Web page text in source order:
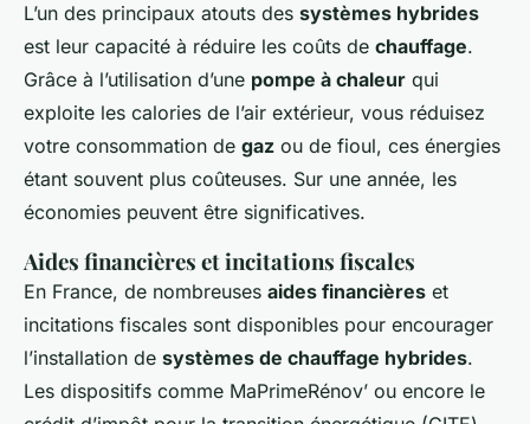
L’un des principaux atouts des systèmes hybrides
est leur capacité à réduire les coûts de chauffage.
Grâce à l’utilisation d’une pompe à chaleur qui
exploite les calories de l’air extérieur, vous réduisez
votre consommation de gaz ou de fioul, ces énergies
étant souvent plus coûteuses. Sur une année, les
économies peuvent être significatives.
Aides financières et incitations fiscales
En France, de nombreuses aides financières et
incitations fiscales sont disponibles pour encourager
l’installation de systèmes de chauffage hybrides.
Les dispositifs comme MaPrimeRénov’ ou encore le